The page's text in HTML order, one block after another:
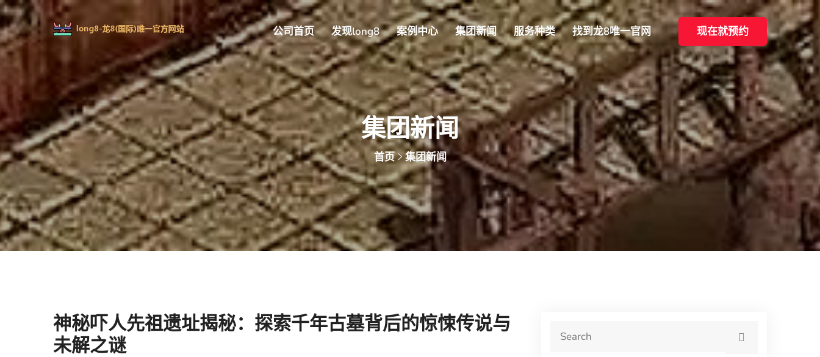
公司首页 发现long8 案例中心 集团新闻 服务种类 找到龙8唯一官网 现在就预约
集团新闻
首页 集团新闻
神秘吓人先祖遗址揭秘：探索千年古墓背后的惊悚传说与
未解之谜